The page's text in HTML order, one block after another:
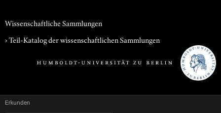
Wissenschaftliche Sammlungen
› Teil-Katalog der wissenschaftlichen Sammlungen
Erkunden